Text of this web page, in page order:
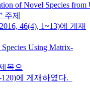
of Novel Species
주제
46(4), 1~13)에 게재
Using Matrix-
목으
에 게재하였다.